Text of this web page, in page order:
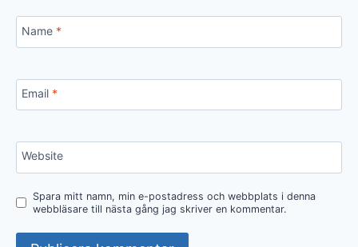
Name *
Email *
Website
Spara mitt namn, min e-postadress och webbplats i denna
webbläsare till nästa gång jag skriver en kommentar.